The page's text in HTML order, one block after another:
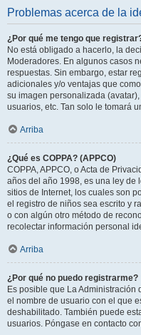
Problemas acerca de la
¿Por qué me tengo que
No está obligado a hacerlo, la
Moderadores. En algunos casos
respuestas. Sin embargo, estar
adicionales y/o ventajas que
su imagen personalizada
usuarios, etc. Tan solo le tomará
Arriba
¿Qué es COPPA? (APPCO)
COPPA, APPCO, o Acta de
años del año 1998, es una ley de
sitios de Internet, los cuales son
el registro de niños sea escrito y
o con algún otro método de
recolectar información personal
Arriba
¿Por qué no puedo registrarme?
Es posible que La
el nombre de usuario con el que
deshabilitado. También puede
usuarios. Póngase en contacto